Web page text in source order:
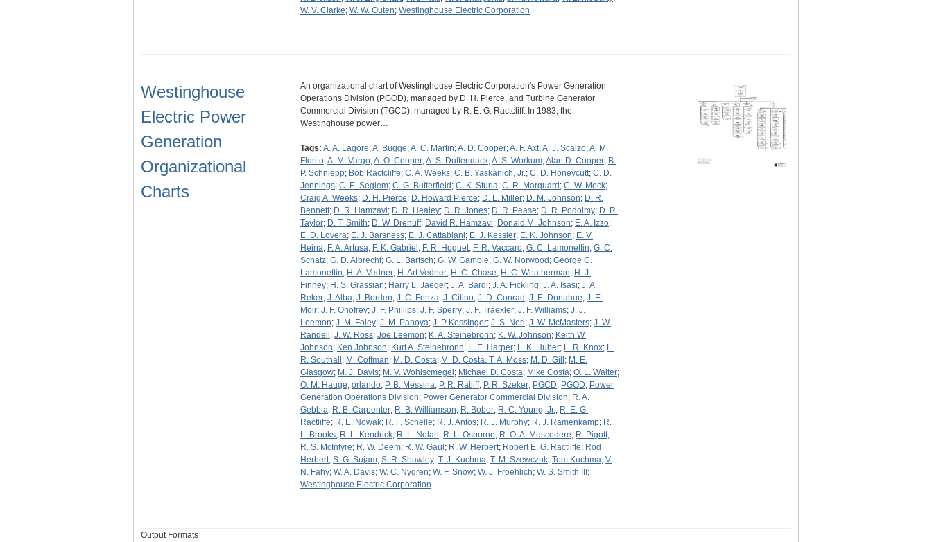
W. V. Clarke; W. W. Outen; Westinghouse Electric Corporation
Westinghouse
Electric Power
Generation
Organizational
Charts
An organizational chart of Westinghouse Electric Corporation's Power Generation
Operations Division (PGOD), managed by D. H. Pierce, and Turbine Generator
Commercial Division (TGCD), managed by R. E. G. Ractcliff. In 1983, the
Westinghouse power…
Tags: A. A. Lagore;A. Bugge;A. C. Martin;A. D. Cooper;A. F. Axt;A. J. Scalzo;A. M.
Florito;A. M. Vargo;A. O. Cooper;A. S. Duffendack;A. S. Workum;Alan D. Cooper; B.
P. Schniepp; Bob Ractcliffe; C. A. Weeks; C. B. Yaskanich, Jr.; C. D. Honeycutt; C. D.
Jennings; C. E. Seglem; C. G. Butterfield ; C. K. Sturla; C. R. Marquard ; C. W. Meck;
Craig A. Weeks; D. H. Pierce; D. Howard Pierce; D. L. Miller; D. M. Johnson; D. R.
Bennett; D. R. Hamzavi; D. R. Healey; D. R. Jones; D. R. Pease; D. R. Podolmy; D. R.
Taylor; D. T. Smith; D. W. Drehuff; David R. Hamzavi; Donald M. Johnson; E. A. Izzo;
E. D. Lovera; E. J. Barsness; E. J. Cattabiani; E. J. Kessler; E. K. Johnson; E. V.
Heina; F. A. Artusa; F. K. Gabriel ; F. R. Hoguet; F. R. Vaccaro; G. C. Lamonettin; G. C.
Schatz; G. D. Albrecht; G. L. Bartsch; G. W. Gamble; G. W. Norwood ; George C.
Lamonettin; H. A. Vedner; H. Art Vedner; H. C. Chase; H. C. Weatherman; H. J.
Finney; H. S. Grassian; Harry L. Jaeger; J. A. Bardi; J. A. Fickling; J. A. Isasi; J. A.
Reker; J. Alba; J. Borden; J. C. Fenza; J. Citino; J. D. Conrad ; J. E. Donahue; J. E.
Moir; J. F. Onofrey; J. F. Phillips; J. F. Sperry; J. F. Traexler; J. F. Williams; J. J.
Leemon; J. M. Foley; J. M. Panoya; J. P Kessinger; J. S. Neri; J. W. McMasters; J. W.
Randell ; J. W. Ross; Joe Leemon; K. A. Steinebronn; K. W. Johnson; Keith W.
Johnson; Ken Johnson; Kurt A. Steinebronn; L. E. Harper; L. K. Huber; L. R. Knox; L.
R. Southall ; M. Coffman; M. D. Costa; M. D. Costa. T. A. Moss; M. D. Gill ; M. E.
Glasgow; M. J. Davis; M. V. Wohlscmegel ; Michael D. Costa; Mike Costa; O. L. Walter;
O. M. Hauge; orlando; P. B. Messina; P. R. Ratliff; P. R. Szeker; PGCD; PGOD; Power
Generation Operations Division; Power Generator Commercial Division; R. A.
Gebbia; R. B. Carpenter; R. B. Williamson; R. Bober; R. C. Young, Jr.; R. E. G.
Ractliffe; R. E. Nowak; R. F. Schelle; R. J. Antos; R. J. Murphy; R. J. Ramenkamp; R.
L. Brooks; R. L. Kendrick; R. L. Nolan; R. L. Osborne; R. O. A. Muscedere; R. Pigott;
R. S. McIntyre; R. W. Deem; R. W. Gaul ; R. W. Herbert; Robert E. G. Ractliffe; Rod
Herbert; S. G. Sujam; S. R. Shawley; T. J. Kuchma; T. M. Szewczuk; Tom Kuchma; V.
N. Fahy; W. A. Davis; W. C. Nygren; W. F. Snow; W. J. Froehlich; W. S. Smith III ;
Westinghouse Electric Corporation
Output Formats